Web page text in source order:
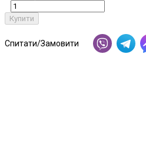
Купити
Спитати/Замовити